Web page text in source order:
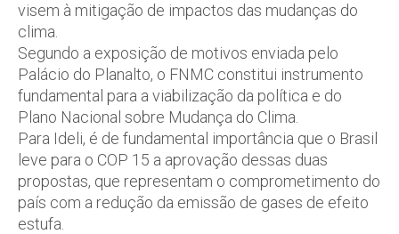
visem à mitigação de impactos das mudanças do
clima.
Segundo a exposição de motivos enviada pelo
Palácio do Planalto, o FNMC constitui instrumento
fundamental para a viabilização da política e do
Plano Nacional sobre Mudança do Clima.
Para Ideli, é de fundamental importância que o Brasil
leve para o COP 15 a aprovação dessas duas
propostas, que representam o comprometimento do
país com a redução da emissão de gases de efeito
estufa.